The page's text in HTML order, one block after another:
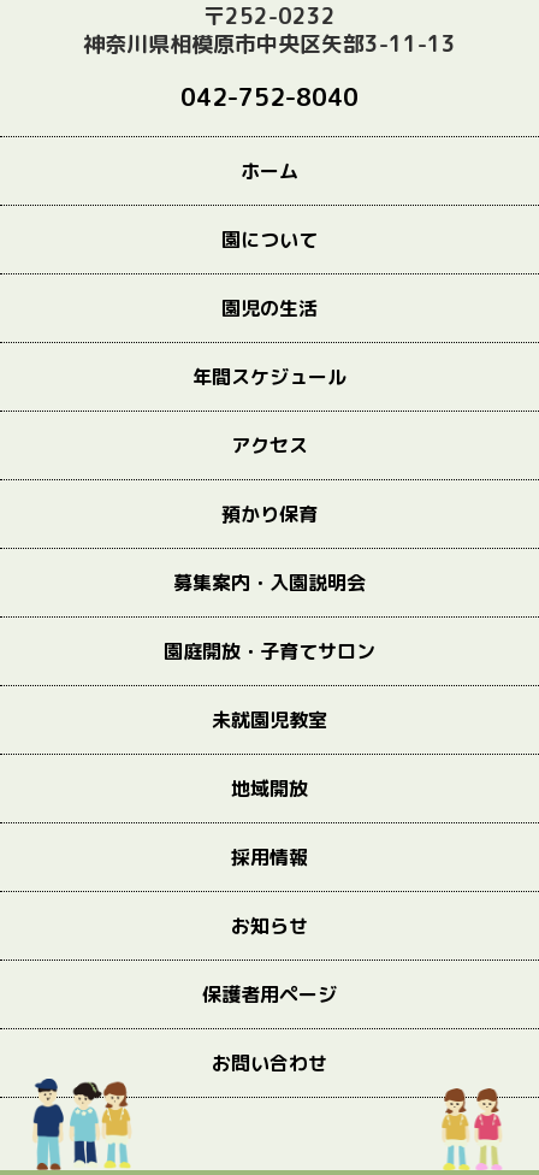
〒252-0232
神奈川県相模原市中央区矢部3-11-13
042-752-8040
ホーム
園について
園児の生活
年間スケジュール
アクセス
預かり保育
募集案内・入園説明会
園庭開放・子育てサロン
未就園児教室
地域開放
採用情報
お知らせ
保護者用ページ
お問い合わせ